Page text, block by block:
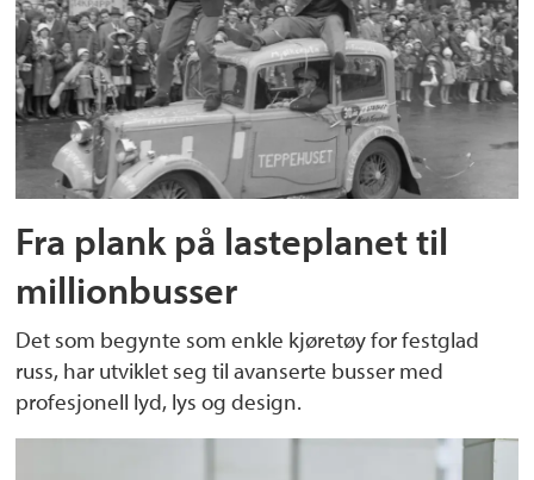
Fra plank på lasteplanet til
millionbusser
Det som begynte som enkle kjøretøy for festglad
russ, har utviklet seg til avanserte busser med
profesjonell lyd, lys og design.